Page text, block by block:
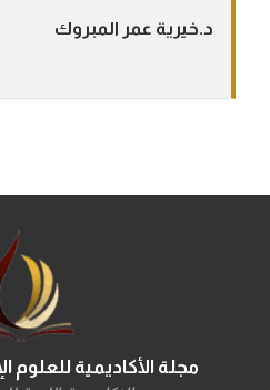
د.خيرية عمر المبروك
مجلة الأكاديمية للعلوم